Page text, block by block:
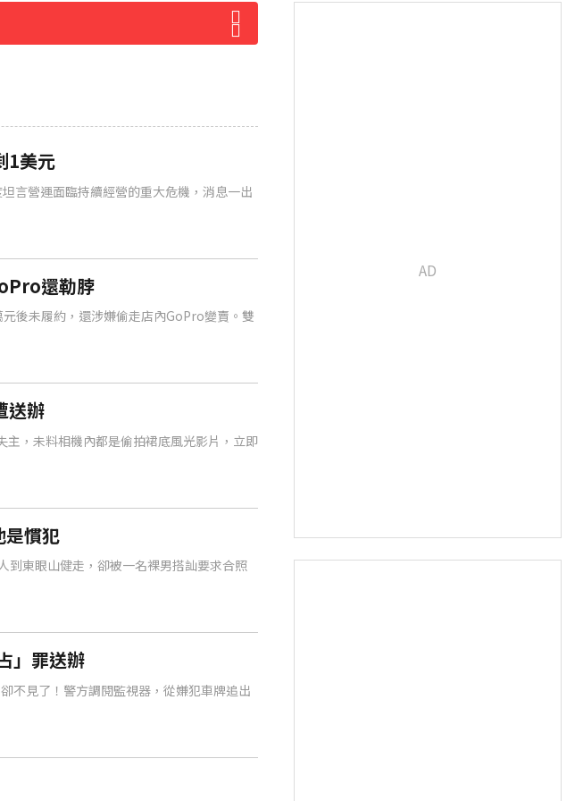
1美元
言營運面臨持續經營的重大危機，消息一出
還勒脖
後未履約，還涉嫌偷走店內GoPro變賣。雙
送辦
，未料相機內都是偷拍裙底風光影片，立即
是慣犯
東眼山健走，卻被一名裸男搭訕要求合照
」罪送辦
不見了！警方調閱監視器，從嫌犯車牌追出